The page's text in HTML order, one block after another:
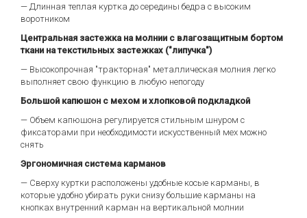
— Длинная теплая куртка до середины бедра с высоким
воротником
Центральная застежка на молнии с влагозащитным бортом
ткани на текстильных застежках ("липучка")
— Высокопрочная "тракторная" металлическая молния легко
выполняет свою функцию в любую непогоду
Большой капюшон с мехом и хлопковой подкладкой
— Объем капюшона регулируется стильным шнуром с
фиксаторами при необходимости искусственный мех можно
снять
Эргономичная система карманов
— Сверху куртки расположены удобные косые карманы, в
которые удобно убирать руки снизу большие карманы на
кнопках внутренний карман на вертикальной молнии